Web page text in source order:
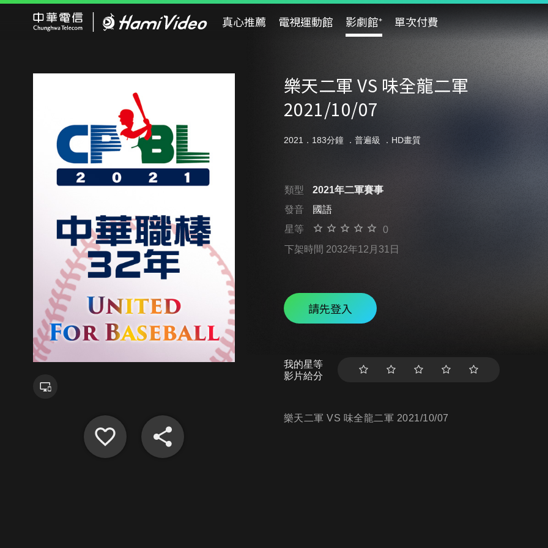
真心推薦 電視運動館 影劇館⁺ 單次付費
樂天二軍 VS 味全龍二軍
2021/10/07
2021．183分鐘 ． 普遍級 ．HD畫質
類型
2021年二軍賽事
發音
國語
星等
0
下架時間 2032年12月31日
請先登入
我的星等
影片給分
樂天二軍 VS 味全龍二軍 2021/10/07